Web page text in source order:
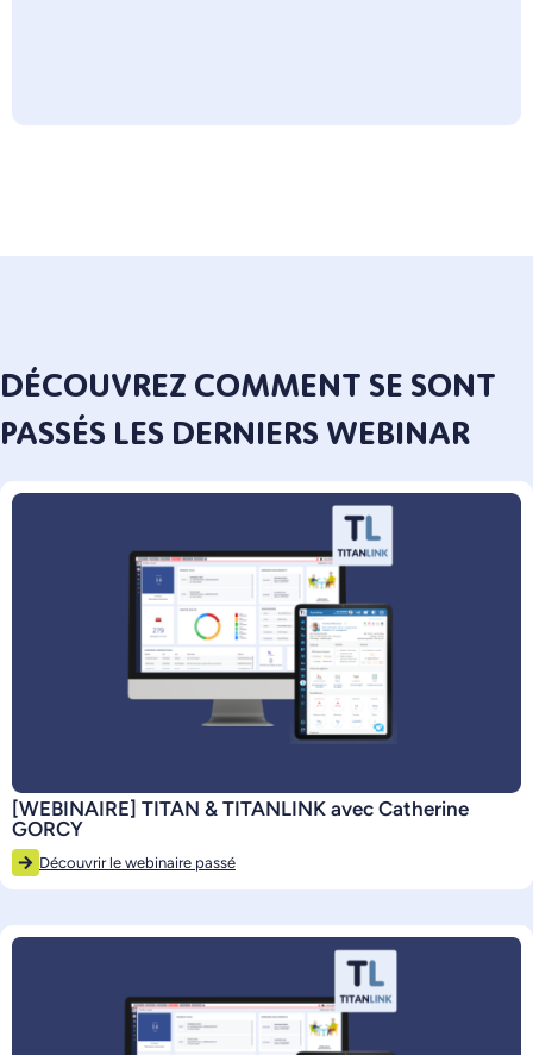
DÉCOUVREZ COMMENT SE SONT
PASSÉS LES DERNIERS WEBINAR
[WEBINAIRE] TITAN & TITANLINK avec Catherine
GORCY
Découvrir le webinaire passé